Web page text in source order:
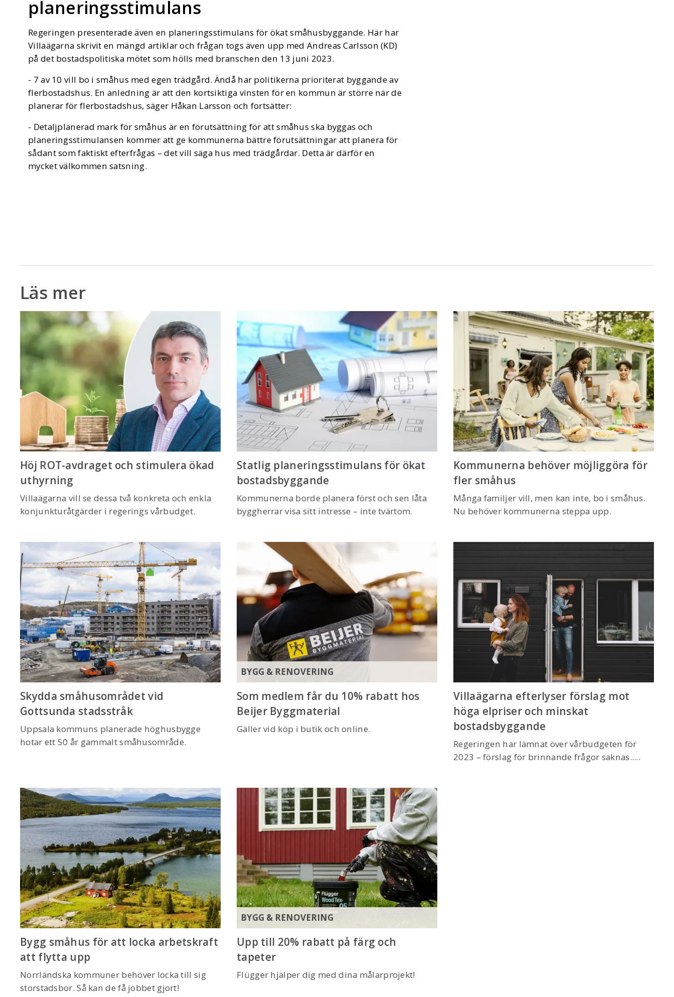
planeringsstimulans
Regeringen presenterade även en planeringsstimulans för ökat småhusbyggande. Här har
Villaägarna skrivit en mängd artiklar och frågan togs även upp med Andreas Carlsson (KD)
på det bostadspolitiska mötet som hölls med branschen den 13 juni 2023.
- 7 av 10 vill bo i småhus med egen trädgård. Ändå har politikerna prioriterat byggande av
flerbostadshus. En anledning är att den kortsiktiga vinsten för en kommun är större när de
planerar för flerbostadshus, säger Håkan Larsson och fortsätter:
- Detaljplanerad mark för småhus är en förutsättning för att småhus ska byggas och
planeringsstimulansen kommer att ge kommunerna bättre förutsättningar att planera för
sådant som faktiskt efterfrågas – det vill säga hus med trädgårdar. Detta är därför en
mycket välkommen satsning.
Läs mer
Höj ROT-avdraget och stimulera ökad
uthyrning
Villaägarna vill se dessa två konkreta och enkla
konjunkturåtgärder i regerings vårbudget.
Statlig planeringsstimulans för ökat
bostadsbyggande
Kommunerna borde planera först och sen låta
byggherrar visa sitt intresse – inte tvärtom.
Kommunerna behöver möjliggöra för
fler småhus
Många familjer vill, men kan inte, bo i småhus.
Nu behöver kommunerna steppa upp.
Skydda småhusområdet vid
Gottsunda stadsstråk
Uppsala kommuns planerade höghusbygge
hotar ett 50 år gammalt småhusområde.
BYGG & RENOVERING
Som medlem får du 10% rabatt hos
Beijer Byggmaterial
Gäller vid köp i butik och online.
Villaägarna efterlyser förslag mot
höga elpriser och minskat
bostadsbyggande
Regeringen har lämnat över vårbudgeten för
2023 – förslag för brinnande frågor saknas.....
Bygg småhus för att locka arbetskraft
att flytta upp
Norrländska kommuner behöver locka till sig
storstadsbor. Så kan de få jobbet gjort!
BYGG & RENOVERING
Upp till 20% rabatt på färg och
tapeter
Flügger hjälper dig med dina målarprojekt!